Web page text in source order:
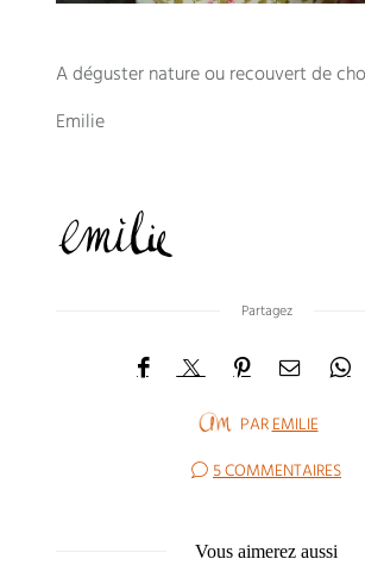
A déguster nature ou recouvert de
Emilie
Partagez
PAREMILIE
5 COMMENTAIRES
Vous aimerez aussi